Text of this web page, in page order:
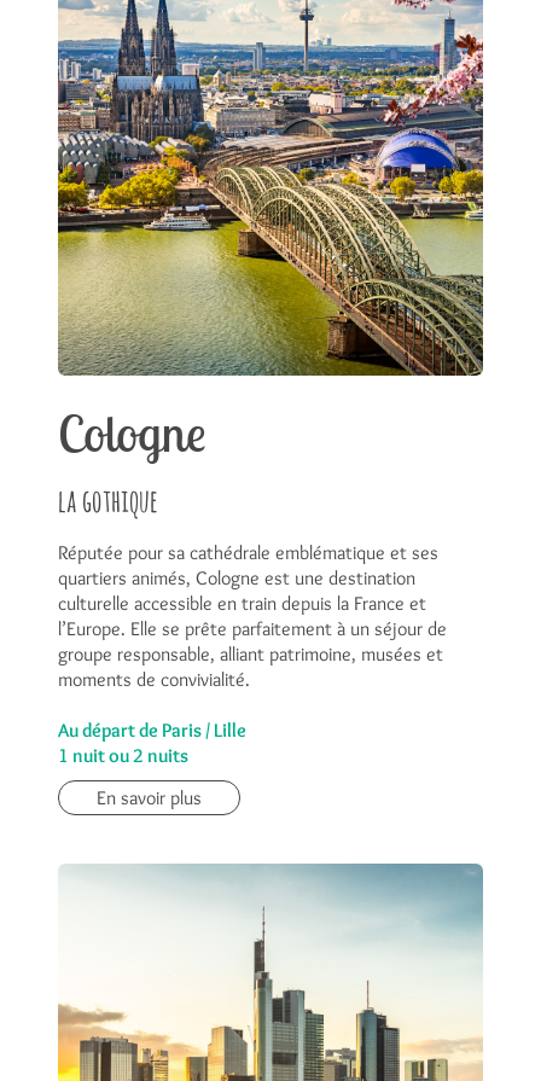
Cologne
la gothique
Réputée pour sa cathédrale emblématique et ses
quartiers animés, Cologne est une destination
culturelle accessible en train depuis la France et
l’Europe. Elle se prête parfaitement à un séjour de
groupe responsable, alliant patrimoine, musées et
moments de convivialité.
Au départ de Paris / Lille
1 nuit ou 2 nuits
En savoir plus